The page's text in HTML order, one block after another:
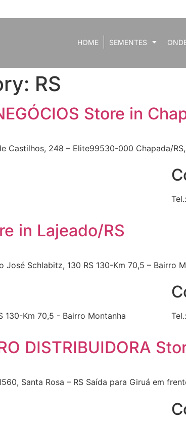
HOME SEMENTES
RS
Store in
Castilhos, 248 – Elite99530-000 Chapada/
Tel.:
in Lajeado/RS
José Schlabitz, 130 RS 130-Km 70,5 – Bairro
130-Km 70,5 - Bairro Montanha
Tel.:
DISTRIBUIDORA
Santa Rosa – RS Saída para Giruá em